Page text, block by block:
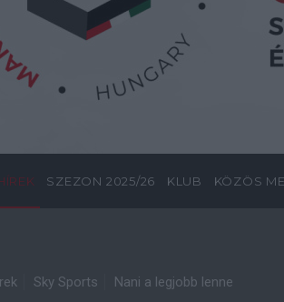
SZEZON 2025/26 KLUB KÖZÖS
Sky Sports Nani a legjobb lenne